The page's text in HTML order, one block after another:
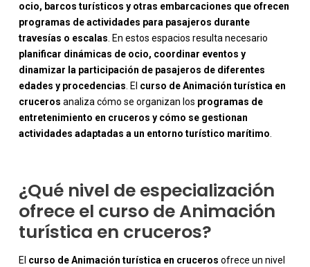
ocio, barcos turísticos y otras embarcaciones que ofrecen
programas de actividades para pasajeros durante
travesías o escalas. En estos espacios resulta necesario
planificar dinámicas de ocio, coordinar eventos y
dinamizar la participación de pasajeros de diferentes
edades y procedencias. El curso de Animación turística en
cruceros analiza cómo se organizan los programas de
entretenimiento en cruceros y cómo se gestionan
actividades adaptadas a un entorno turístico marítimo.
-
¿Qué nivel de especialización
ofrece el curso de Animación
turística en cruceros?
El curso de Animación turística en cruceros ofrece un nivel